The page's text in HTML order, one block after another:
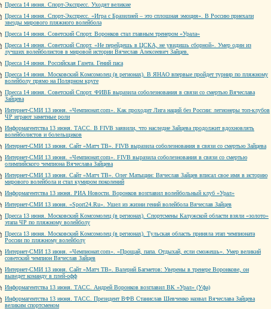
Пресса 14 июня. Спорт-Экспресс. Уходят великие
Пресса 14 июня. Спорт-Экспресс. «Игра с Бразилией – это сплошная эмоция». В Россию приехали
звезды мирового пляжного волейбола
Пресса 14 июня. Советский Спорт. Воронков стал главным тренером «Урала»
Пресса 14 июня. Советский Спорт. «Не перейдешь в ЦСКА, не увидишь сборной». Умер один из
лучших волейболистов в мировой истории Вячеслав Алексеевич Зайцев.
Пресса 14 июня. Российская Газета. Гений паса
Пресса 14 июня. Московский Комсомолец (в регионах). В ЯНАО впервые пройдет турнир по пляжному
волейболу прямо на Полярном круге
Пресса 14 июня. Советский Спорт. ФИВБ выразила соболезнования в связи со смертью Вячеслава
Зайцева
Интернет-СМИ 13 июня. «Чемпионат.com». Как проходит Лига наций без России: легионеры топ-клубов
ЧР играют заметные роли
Информагентства 13 июня. ТАСС. В FIVB заявили, что наследие Зайцева продолжит вдохновлять
волейболистов и болельщиков
Интернет-СМИ 13 июня. Сайт «Матч ТВ». FIVB выразила соболезнования в связи со смертью Зайцева
Интернет-СМИ 13 июня. «Чемпионат.com». FIVB выразила соболезнования в связи со смертью
олимпийского чемпиона Вячеслава Зайцева
Интернет-СМИ 13 июня. Сайт «Матч ТВ». Олег Матыцин: Вячеслав Зайцев вписал свое имя в историю
мирового волейбола и стал кумиром поколений
Информагентства 13 июня. РИА Новости. Воронков возглавил волейбольный клуб «Урал»
Интернет-СМИ 13 июня. «Sport24.Ru». Ушел из жизни гений волейбола Вячеслав Зайцев
Пресса 13 июня. Московский Комсомолец (в регионах). Спортсмены Калужской области взяли «золото»
этапа ЧР по пляжному волейболу
Пресса 13 июня. Московский Комсомолец (в регионах). Тульская область приняла этап чемпионата
России по пляжному волейболу
Интернет-СМИ 13 июня. «Чемпионат.com». «Прощай, папа. Отдыхай, если сможешь». Умер великий
советский чемпион Вячеслав Зайцев
Интернет-СМИ 13 июня. Сайт «Матч ТВ». Валерий Багметов: Уверены в тренере Воронкове, он
выведет команду в плей-офф
Информагентства 13 июня. ТАСС. Андрей Воронков возглавил ВК «Урал» (Уфа)
Информагентства 13 июня. ТАСС. Президент ВФВ Станислав Шевченко назвал Вячеслава Зайцева
великим спортсменом